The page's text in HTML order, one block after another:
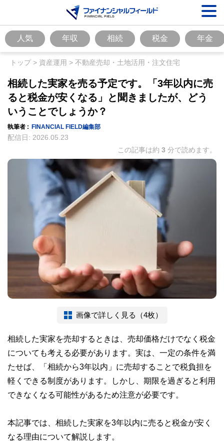
人気 年収 相続 税金 年金
トップ> 資産運用 > 不動産売却・土地活用・注文住宅
相続した実家を売る予定です。「3年以内に売
ると税金が安くなる」と聞きましたが、どう
いうことでしょうか？
執筆者 : FINANCIAL FIELD編集部
配信日: 2026.05.23
この記事は約 3 分で読めます。
画像で詳しく見る（4枚）
相続した実家を売却するときは、売却価格だけでなく税金
についても考える必要があります。実は、一定の条件を満
たせば、「相続から3年以内」に売却することで税負担を
軽くできる制度があります。しかし、期限を過ぎると利用
できなくなる可能性があるため注意が必要です。
本記事では、相続した実家を3年以内に売ると税金が安く
なる理由について解説します。